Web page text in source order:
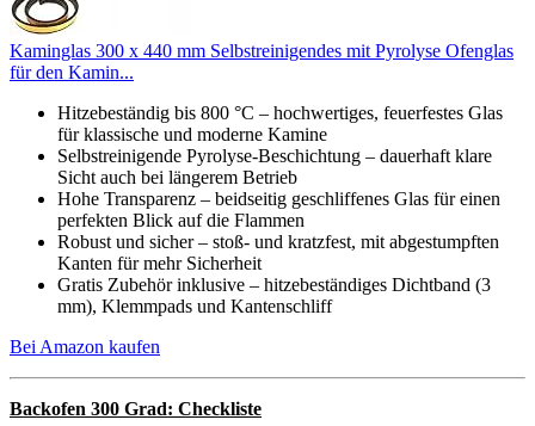
Kaminglas 300 x 440 mm Selbstreinigendes mit Pyrolyse Ofenglas
für den Kamin...
Hitzebeständig bis 800 °C – hochwertiges, feuerfestes Glas
für klassische und moderne Kamine
Selbstreinigende Pyrolyse-Beschichtung – dauerhaft klare
Sicht auch bei längerem Betrieb
Hohe Transparenz – beidseitig geschliffenes Glas für einen
perfekten Blick auf die Flammen
Robust und sicher – stoß- und kratzfest, mit abgestumpften
Kanten für mehr Sicherheit
Gratis Zubehör inklusive – hitzebeständiges Dichtband (3
mm), Klemmpads und Kantenschliff
Bei Amazon kaufen
Backofen 300 Grad: Checkliste